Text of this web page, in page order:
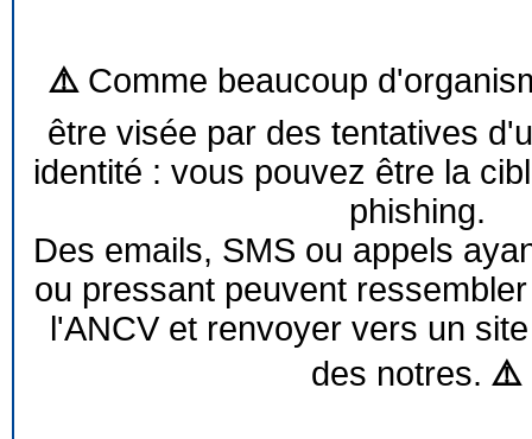
⚠️ Comme beaucoup
être visée par des tentatives
identité : vous pouvez être la
phishing.
Des emails, SMS ou appels
ou pressant peuvent
l'ANCV et renvoyer vers un
des notres. ⚠️